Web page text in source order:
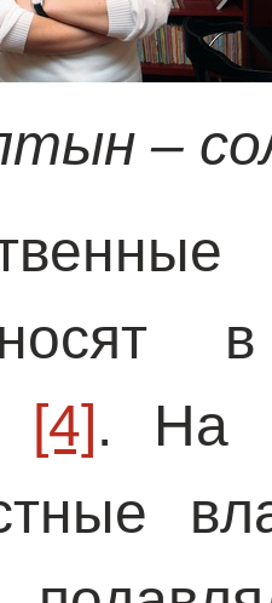
–
в
[4]. На